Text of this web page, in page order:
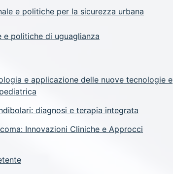
e politiche per la sicurezza urbana
e politiche di uguaglianza
e applicazione delle nuove tecnologie e
diagnosi e terapia integrata
Innovazioni Cliniche e Approcci